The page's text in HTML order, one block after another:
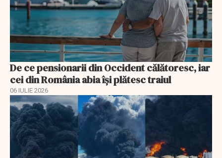
De ce pensionarii din Occident călătoresc, iar
cei din România abia își plătesc traiul
06 IULIE 2026